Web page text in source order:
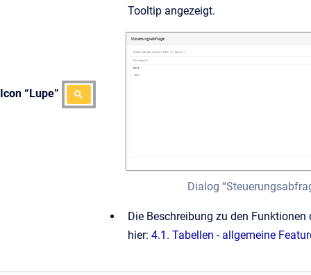
Icon “Lupe”
Tooltip angezeigt.
Dialog
Die Beschreibung zu den Funktionen
hier: 4.1. Tabellen - allgemeine